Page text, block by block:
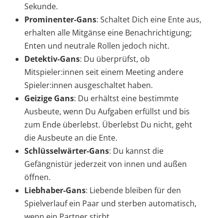
Sekunde.
Prominenter-Gans: Schaltet Dich eine Ente aus,
erhalten alle Mitgänse eine Benachrichtigung;
Enten und neutrale Rollen jedoch nicht.
Detektiv-Gans: Du überprüfst, ob
Mitspieler:innen seit einem Meeting andere
Spieler:innen ausgeschaltet haben.
Geizige Gans: Du erhältst eine bestimmte
Ausbeute, wenn Du Aufgaben erfüllst und bis
zum Ende überlebst. Überlebst Du nicht, geht
die Ausbeute an die Ente.
Schlüsselwärter-Gans: Du kannst die
Gefängnistür jederzeit von innen und außen
öffnen.
Liebhaber-Gans: Liebende bleiben für den
Spielverlauf ein Paar und sterben automatisch,